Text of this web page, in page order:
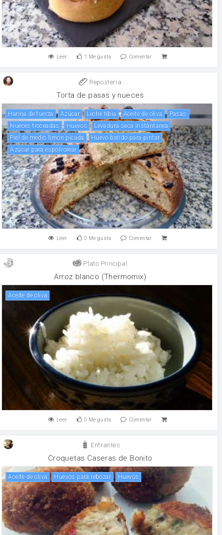
Leer 1 Me gusta Comentar
Reposteria
Torta de pasas y nueces
harina de fuerza Azúcar Leche tibia aceite de oliva
pasas
Nueces troceadas
huevos
Levadura seca instántanea
Piel de medio limón picada
Huevo batido para pintar
Azúcar para espolvorear
Leer 0 Me gusta Comentar
Plato Principal
Arroz blanco (Thermomix)
aceite de oliva
Leer 0 Me gusta Comentar
Entrantes
Croquetas Caseras de Bonito
aceite de oliva Huevos para rebozar huevos